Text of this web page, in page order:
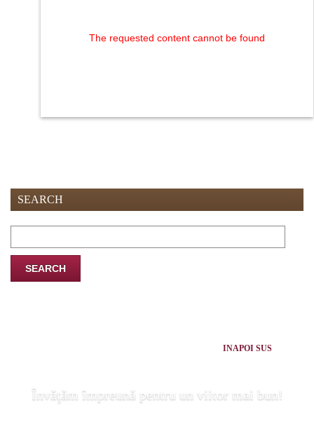
The requested content cannot be found
SEARCH
for:
INAPOI SUS
Învăţăm împreună pentru un viitor mai bun!